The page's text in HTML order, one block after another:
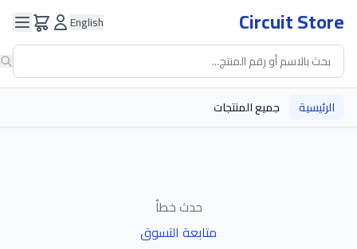
Circuit Store
English
الرئيسية جميع المنتجات
حدث خطأ
متابعة التسوق